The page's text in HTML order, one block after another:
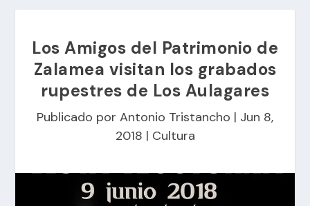
Los Amigos del Patrimonio de
Zalamea visitan los grabados
rupestres de Los Aulagares
Publicado por Antonio Tristancho | Jun 8,
2018 | Cultura